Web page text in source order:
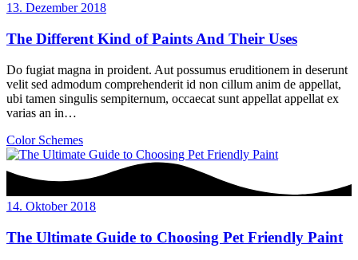
13. Dezember 2018
The Different Kind of Paints And Their Uses
Do fugiat magna in proident. Aut possumus eruditionem in deserunt
velit sed admodum comprehenderit id non cillum anim de appellat,
ubi tamen singulis sempiternum, occaecat sunt appellat appellat ex
varias an in…
Color Schemes
14. Oktober 2018
The Ultimate Guide to Choosing Pet Friendly Paint